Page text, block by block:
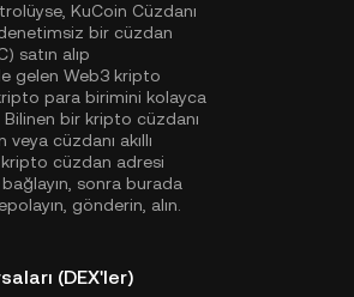
KuCoin Cüzdanı
bir cüzdan
satın alıp
gelen Web3 kripto
para birimini kolayca
Bilinen bir kripto cüzdanı
veya cüzdanı akıllı
cüzdan adresi
sonra burada
gönderin, alın.
(DEX'ler)